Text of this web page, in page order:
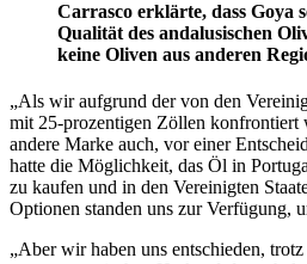
Carrasco erklärte, dass Goya
Qualität des andalusischen
keine Oliven aus anderen
„Als wir aufgrund der von den
mit 25-prozentigen Zöllen konfrontiert
andere Marke auch, vor einer
hatte die Möglichkeit, das Öl in
zu kaufen und in den Vereinigten
Optionen standen uns zur Verfügung,
„Aber wir haben uns entschieden,